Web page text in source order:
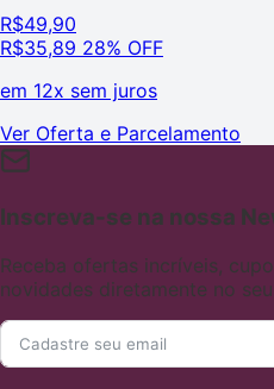
R$49,90
R$35,89 28% OFF
em 12x sem juros
Ver Oferta e Parcelamento
Inscreva-se na nossa
Receba ofertas incríveis,
novidades diretamente no